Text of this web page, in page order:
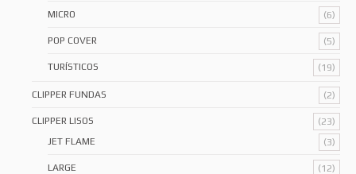
MICRO (6)
POP COVER (5)
TURÍSTICOS (19)
CLIPPER FUNDAS (2)
CLIPPER LISOS
(23)
JET FLAME
(3)
LARGE (12)